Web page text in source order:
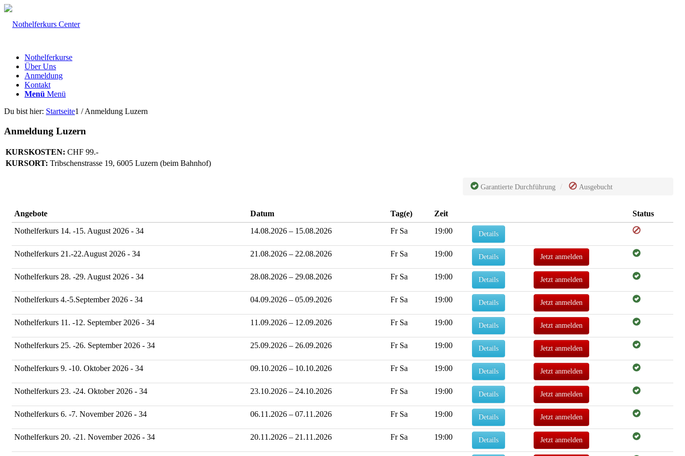
Nothelferkurse
Über Uns
Anmeldung
Kontakt
Menü Menü
Du bist hier: Startseite1 / Anmeldung Luzern
Anmeldung Luzern
KURSKOSTEN: CHF 99.-
KURSORT: Tribschenstrasse 19, 6005 Luzern (beim Bahnhof)
Garantierte Durchführung Ausgebucht
Angebote Datum Tag(e) Zeit
Status
Nothelferkurs 14. -15. August 2026 - 34
14.08.2026 – 15.08.2026 Fr Sa 19:00 Details
Nothelferkurs 21.-22.August 2026 - 34 21.08.2026 – 22.08.2026 Fr Sa 19:00 Details Jetzt anmelden
Nothelferkurs 28. -29. August 2026 - 34 28.08.2026 – 29.08.2026 Fr Sa 19:00 Details Jetzt anmelden
Nothelferkurs 4.-5.September 2026 - 34 04.09.2026 – 05.09.2026 Fr Sa 19:00 Details Jetzt anmelden
Nothelferkurs 11. -12. September 2026 - 34 11.09.2026 – 12.09.2026 Fr Sa 19:00 Details Jetzt anmelden
Nothelferkurs 25. -26. September 2026 - 34 25.09.2026 – 26.09.2026 Fr Sa 19:00 Details Jetzt anmelden
Nothelferkurs 9. -10. Oktober 2026 - 34 09.10.2026 – 10.10.2026 Fr Sa 19:00 Details Jetzt anmelden
Nothelferkurs 23. -24. Oktober 2026 - 34 23.10.2026 – 24.10.2026 Fr Sa 19:00 Details Jetzt anmelden
Nothelferkurs 6. -7. November 2026 - 34 06.11.2026 – 07.11.2026 Fr Sa 19:00 Details Jetzt anmelden
Nothelferkurs 20. -21. November 2026 - 34 20.11.2026 – 21.11.2026 Fr Sa 19:00 Details Jetzt anmelden